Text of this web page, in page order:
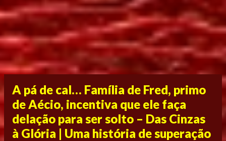
A pá de cal… Família de Fred, primo
de Aécio, incentiva que ele faça
delação para ser solto – Das Cinzas
à Glória | Uma história de superação